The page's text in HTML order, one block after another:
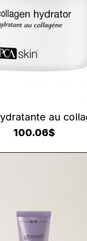
AJOUTER AU PANIER
au
100.06$